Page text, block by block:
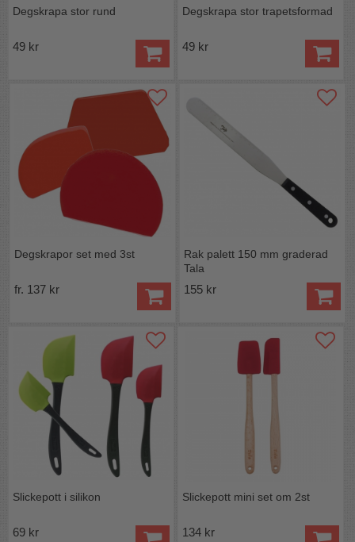
Degskrapa stor rund
49 kr
Degskrapa stor trapetsformad
49 kr
Degskrapor set med 3st
fr. 137 kr
Rak palett 150 mm graderad
Tala
155 kr
Slickepott i silikon
69 kr
Slickepott mini set om 2st
134 kr